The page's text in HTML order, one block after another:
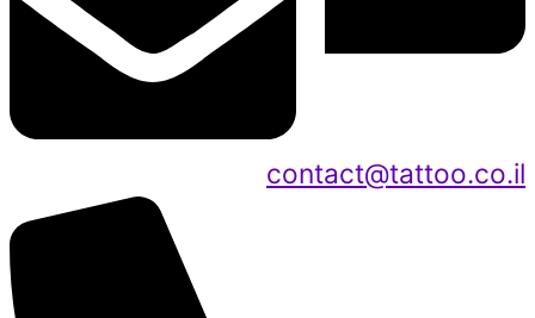
contact@tattoo.co.il